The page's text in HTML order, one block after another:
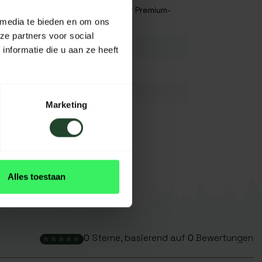
te bieden en om ons
partners voor social
die u aan ze heeft
Marketing
Alles toestaan
Authentischer japanischer Premium-
Stahl
170 mm
Alle
0 Sterne, basierend auf 0 Bewertungen